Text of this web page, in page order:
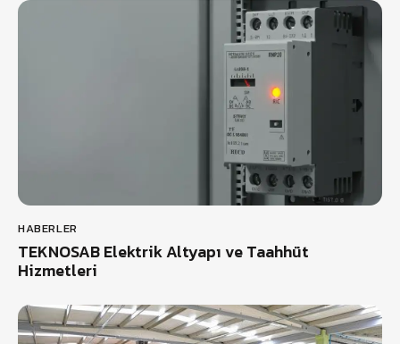
HABERLER
TEKNOSAB Elektrik Altyapı ve Taahhüt
Hizmetleri